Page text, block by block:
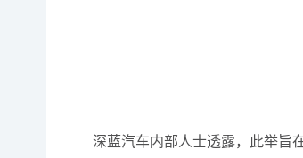
深蓝汽车内部人士透露，此举旨在